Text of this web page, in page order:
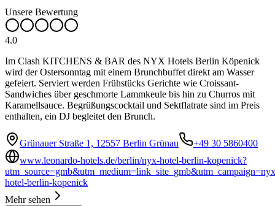
Unsere Bewertung
4.0
Im Clash KITCHENS & BAR des NYX Hotels Berlin Köpenick
wird der Ostersonntag mit einem Brunchbuffet direkt am Wasser
gefeiert. Serviert werden Frühstücks Gerichte wie Croissant-
Sandwiches über geschmorte Lammkeule bis hin zu Churros mit
Karamellsauce. Begrüßungscocktail und Sektflatrate sind im Preis
enthalten, ein DJ begleitet den Brunch.
Grünauer Straße 1, 12557 Berlin Grünau
+49 30 5860400
www.leonardo-hotels.de/berlin/nyx-hotel-berlin-kopenick?
hotel-berlin-kopenick
Mehr sehen